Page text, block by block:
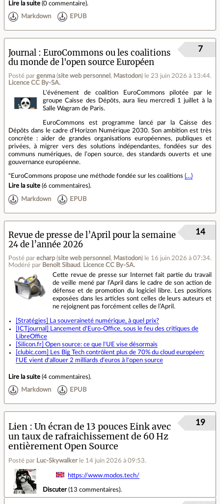
Lire la suite (0 commentaire).
Markdown EPUB
Journal
EuroCommons ou les coalitions
du monde de l'open source Européen
Posté par genma (site web personnel , Mastodon) le 23 juin 2026 à 13:44.
Licence CC By‑SA.
7
L'événement de coalition EuroCommons pilotée par le
groupe Caisse des Dépôts, aura lieu mercredi 1 juillet à la
Salle Wagram de Paris.
EuroCommons est programme lancé par la Caisse des
Dépôts dans le cadre d’Horizon Numérique 2030. Son ambition est très
concrète : aider de grandes organisations européennes, publiques et
privées, à migrer vers des solutions indépendantes, fondées sur des
communs numériques, de l’open source, des standards ouverts et une
gouvernance européenne.
"EuroCommons propose une méthode fondée sur les coalitions (…)
Lire la suite (6 commentaires).
Markdown EPUB
Revue de presse de l’April pour la semaine
24 de l’année 2026
Posté par echarp(site web personnel , Mastodon) le 16 juin 2026 à 07:34.
Modéré par Benoît Sibaud. Licence CC By‑SA.
14
Cette revue de presse sur Internet fait partie du travail
de veille mené par l’April dans le cadre de son action de
défense et de promotion du logiciel libre. Les positions
exposées dans les articles sont celles de leurs auteurs et
ne rejoignent pas forcément celles de l’April.
[Stratégies] La souveraineté numérique, à quel prix?
[ICTjournal] Lancement d'Euro-Office, sous le feu des critiques de
LibreOffice
[Silicon.fr] Open source: ce que l'UE vise désormais
[clubic.com] Les Big Tech contrôlent plus de 70% du cloud européen:
l'UE vient d'allouer 2 milliards d'euros à l'open source
Lire la suite (4 commentaires).
Markdown EPUB
Lien
Un écran de 13 pouces Eink avec
un taux de rafraichissement de 60 Hz
entièrement Open Source
Posté par Luc-Skywalker le 14 juin 2026 à 09:53.
19
https://www.modos.tech/
Discuter(13 commentaires).